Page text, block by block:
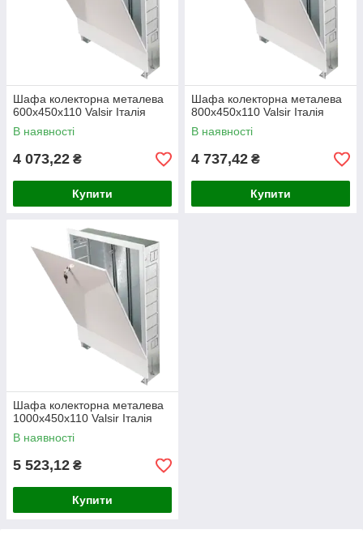
Шафа колекторна металева
600х450х110 Valsir Італія
В наявності
4 073,22 ₴
Купити
Шафа колекторна металева
800х450х110 Valsir Італія
В наявності
4 737,42 ₴
Купити
Шафа колекторна металева
1000х450х110 Valsir Італія
В наявності
5 523,12 ₴
Купити